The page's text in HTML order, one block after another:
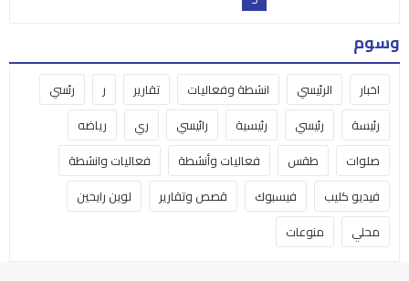
وسوم
اخبار الرئيسي انشطة وفعاليات تقارير ر
رئسي
رئيسة
رئيسي رئيسية رائيسي ري
رياضه
صلوات
طقس فعاليات وأنشطة
فعاليات وانشطة
فيديو كليب
فيسبوك قصص وتقارير
لوين رايحين
محلي
منوعات